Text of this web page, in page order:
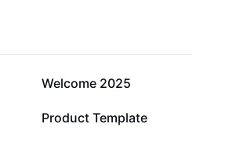
19,5 k
Welcome 2025
381
Product Template